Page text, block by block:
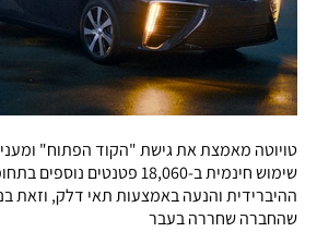
טויוטה מאמצת את גישת "הקוד הפתוח"
שימוש חינמית ב-18,060 פטנטים
שהחברה שחררה בעבר